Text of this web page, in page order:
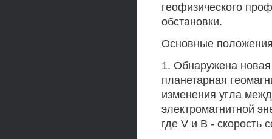
геофизического
обстановки.
Основные
1. Обнаружена
планетарная
изменения угла
электромагнитной
где V и В - скорость